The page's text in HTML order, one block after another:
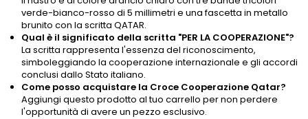
verde-bianco-rosso di 5 millimetri e una fascetta in metallo
brunito con la scritta QATAR.
Qual è il significato della scritta "PER LA COOPERAZIONE"?
La scritta rappresenta l'essenza del riconoscimento,
simboleggiando la cooperazione internazionale e gli accordi
conclusi dallo Stato italiano.
Come posso acquistare la Croce Cooperazione Qatar?
Aggiungi questo prodotto al tuo carrello per non perdere
l'opportunità di avere un pezzo esclusivo.